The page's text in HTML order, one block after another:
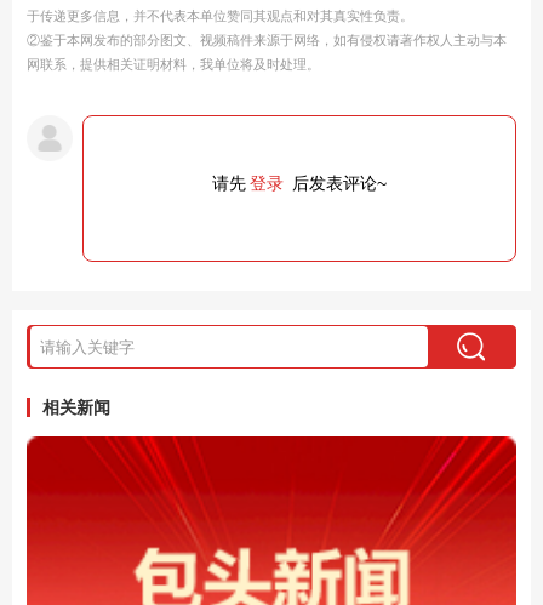
于传递更多信息，并不代表本单位赞同其观点和对其真实性负责。
②鉴于本网发布的部分图文、视频稿件来源于网络，如有侵权请著作权人主动与本
网联系，提供相关证明材料，我单位将及时处理。
请先登录 后发表评论~
相关新闻